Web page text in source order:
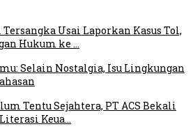
Usai Laporkan Kasus Tol,
Hukum ke …
Selain Nostalgia, Isu Lingkungan
Tentu Sejahtera, PT ACS Bekali
Keua…